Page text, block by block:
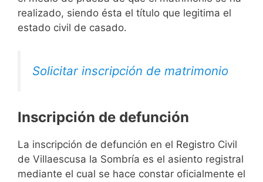
realizado, siendo ésta el título que legitima el
estado civil de casado.
Solicitar inscripción de matrimonio
Inscripción de defunción
La inscripción de defunción en el Registro Civil
de Villaescusa la Sombría es el asiento registral
mediante el cual se hace constar oficialmente el